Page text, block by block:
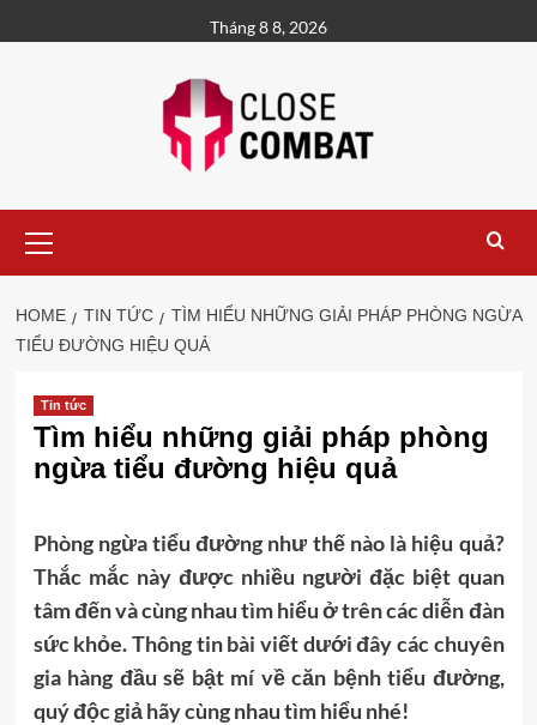
to
Tháng 8 8, 2026
Menu
HOME TIN TỨC
TÌM HIỂU NHỮNG GIẢI PHÁP PHÒNG NGỪA
TIỂU ĐƯỜNG HIỆU QUẢ
Tin tức
Tìm hiểu những giải pháp phòng
ngừa tiểu đường hiệu quả
Phòng ngừa tiểu đường như thế nào là hiệu quả?
Thắc mắc này được nhiều người đặc biệt quan
tâm đến và cùng nhau tìm hiểu ở trên các diễn đàn
sức khỏe. Thông tin bài viết dưới đây các chuyên
gia hàng đầu sẽ bật mí về căn bệnh tiểu đường,
quý độc giả hãy cùng nhau tìm hiểu nhé!